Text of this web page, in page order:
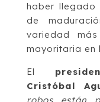
haber
de
variedad
mayoritaria en
El
Cristóbal